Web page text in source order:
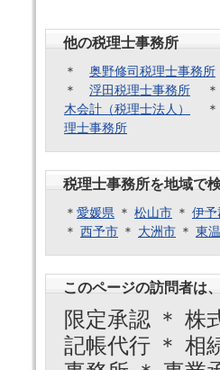
他の税理士事務所
＊ 奥野修司税理士事務所
＊ 浮田税理士事務所
木会計（税理士法人）
理士事務所
税理士事務所を地域で
＊ 愛媛県 ＊ 松山市 ＊ 伊予
＊ 西予市 ＊ 大洲市 ＊ 東
このページの訪問者は
限定承認 ＊ 株
記帳代行 ＊ 相